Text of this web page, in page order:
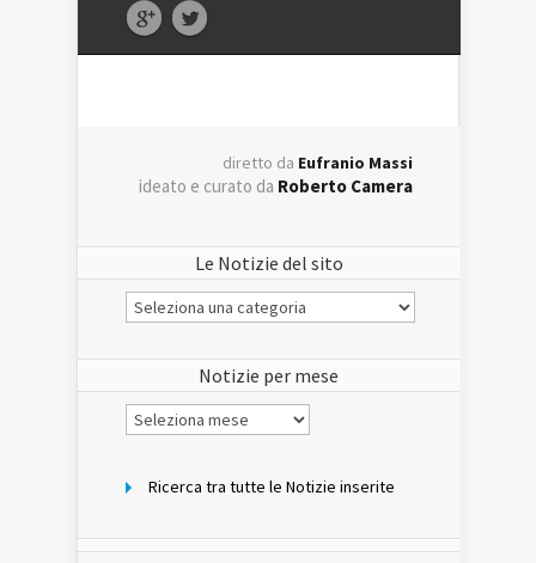
diretto da Eufranio Massi
ideato e curato da Roberto Camera
Le Notizie del sito
Le
Notizie
Notizie per mese
Notizie
per
Ricerca tra tutte le Notizie inserite